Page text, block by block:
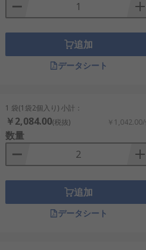
追加
データシート
1 袋(1袋2個入り) 小計：
￥2,084.00(税抜) ￥
数量
追加
データシート